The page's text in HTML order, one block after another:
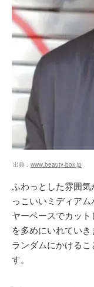
出典： www.beauty-box.jp
ふわっとした雰囲
っこいいミディア
ヤーベースでカッ
を多めにいれてい
ランダムにかける
す。